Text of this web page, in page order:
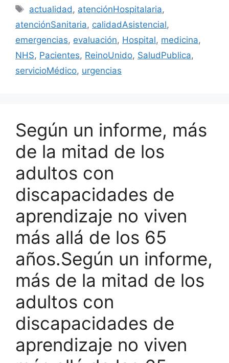
Etiquetas
actualidad, atenciónHospitalaria,
atenciónSanitaria, calidadAsistencial,
emergencias, evaluación, Hospital, medicina,
NHS, Pacientes, ReinoUnido, SaludPublica,
servicioMédico, urgencias
Según un informe, más
de la mitad de los
adultos con
discapacidades de
aprendizaje no viven
más allá de los 65
años.Según un informe,
más de la mitad de los
adultos con
discapacidades de
aprendizaje no viven